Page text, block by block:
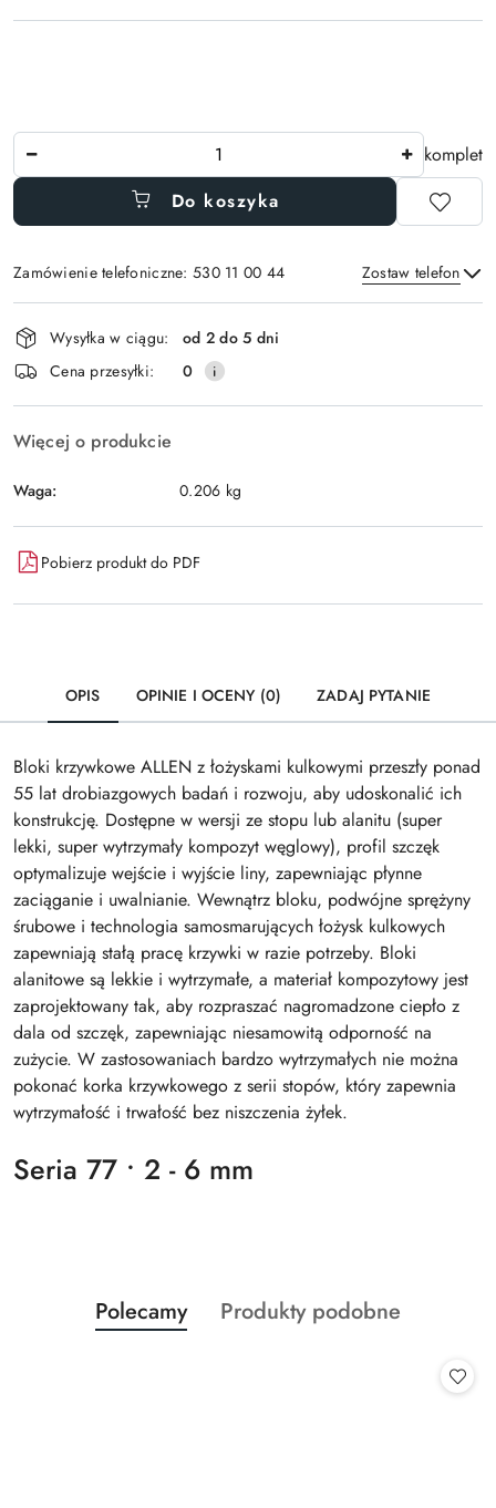
komplet
Do koszyka
Zamówienie telefoniczne: 530 11 00 44 Zostaw telefon
Wyślij
Dostępność
i
dostawa
Wysyłka w ciągu:
od 2 do 5 dni
Cena przesyłki:
0
Więcej o produkcie
Waga: 0.206 kg
Pobierz produkt do PDF
OPIS OPINIE I OCENY (0) ZADAJ PYTANIE
Bloki krzywkowe ALLEN z łożyskami kulkowymi przeszły ponad
55 lat drobiazgowych badań i rozwoju, aby udoskonalić ich
konstrukcję. Dostępne w wersji ze stopu lub alanitu (super
lekki, super wytrzymały kompozyt węglowy), profil szczęk
optymalizuje wejście i wyjście liny, zapewniając płynne
zaciąganie i uwalnianie. Wewnątrz bloku, podwójne sprężyny
śrubowe i technologia samosmarujących łożysk kulkowych
zapewniają stałą pracę krzywki w razie potrzeby. Bloki
alanitowe są lekkie i wytrzymałe, a materiał kompozytowy jest
zaprojektowany tak, aby rozpraszać nagromadzone ciepło z
dala od szczęk, zapewniając niesamowitą odporność na
zużycie. W zastosowaniach bardzo wytrzymałych nie można
pokonać korka krzywkowego z serii stopów, który zapewnia
wytrzymałość i trwałość bez niszczenia żyłek.
Seria 77 • 2 - 6 mm
Pomiń karuzelę produktów
Produkty
o
Polecamy
Produkty
Produkty podobne